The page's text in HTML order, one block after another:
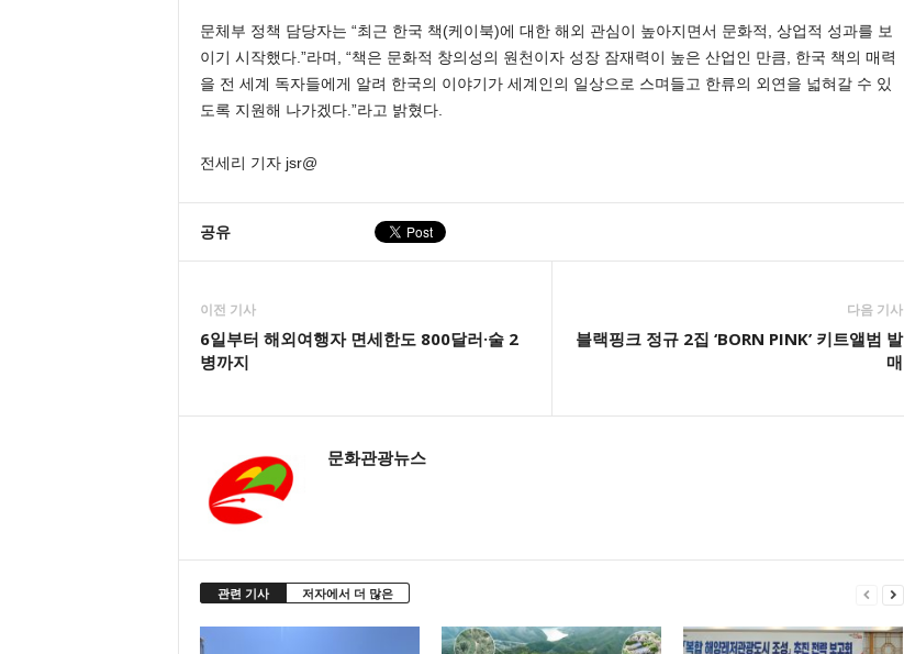
문체부 정책 담당자는 “최근 한국 책(케이북)에 대한 해외 관심이 높아지면서 문화적, 상업적 성과를 보
이기 시작했다.”라며, “책은 문화적 창의성의 원천이자 성장 잠재력이 높은 산업인 만큼, 한국 책의 매력
을 전 세계 독자들에게 알려 한국의 이야기가 세계인의 일상으로 스며들고 한류의 외연을 넓혀갈 수 있
도록 지원해 나가겠다.”라고 밝혔다.
전세리 기자 jsr@
공유
이전 기사
6일부터 해외여행자 면세한도 800달러·술 2
병까지
다음 기사
블랙핑크 정규 2집 ‘BORN PINK’ 키트앨범 발
매
문화관광뉴스
관련 기사 저자에서 더 많은